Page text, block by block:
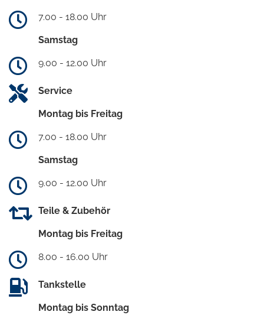
7.00 - 18.00 Uhr
Samstag
9.00 - 12.00 Uhr
Service
Montag bis Freitag
7.00 - 18.00 Uhr
Samstag
9.00 - 12.00 Uhr
Teile & Zubehör
Montag bis Freitag
8.00 - 16.00 Uhr
Tankstelle
Montag bis Sonntag